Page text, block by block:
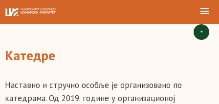
+
Катедре
Наставно и стручно особље је организовано по
катедрама. Од 2019. године у организационој